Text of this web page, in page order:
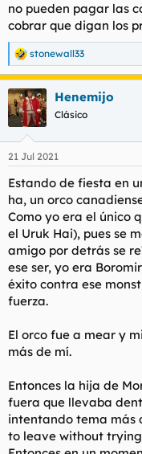
no pueden pagar las
cobrar que digan los
R
e
a
c
c
e
:
stonewall33
Henemijo
Clásico
21 Jul 2021
Estando de fiesta en
ha, un orco
Como yo era el único
el Uruk Hai), pues se
amigo por detrás se
ese ser, yo era
éxito contra ese
fuerza.
El orco fue a mear y
más de mí.
Entonces la hija de
fuera que llevaba
intentando tema más
to leave without trying